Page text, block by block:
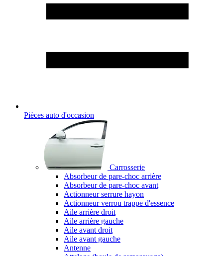
Pièces auto d'occasion
Carrosserie
Absorbeur de pare-choc arrière
Absorbeur de pare-choc avant
Actionneur serrure hayon
Actionneur verrou trappe d'essence
Aile arrière droit
Aile arrière gauche
Aile avant droit
Aile avant gauche
Antenne